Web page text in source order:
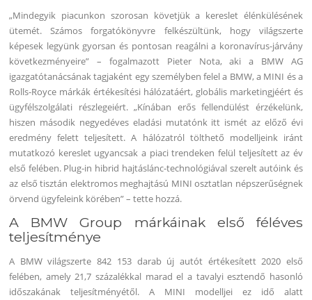
„Mindegyik piacunkon szorosan követjük a kereslet élénkülésének
ütemét. Számos forgatókönyvre felkészültünk, hogy világszerte
képesek legyünk gyorsan és pontosan reagálni a koronavírus-járvány
következményeire” – fogalmazott Pieter Nota, aki a BMW AG
igazgatótanácsának tagjaként egy személyben felel a BMW, a MINI és a
Rolls-Royce márkák értékesítési hálózatáért, globális marketingjéért és
ügyfélszolgálati részlegeiért. „Kínában erős fellendülést érzékelünk,
hiszen második negyedéves eladási mutatónk itt ismét az előző évi
eredmény felett teljesített. A hálózatról tölthető modelljeink iránt
mutatkozó kereslet ugyancsak a piaci trendeken felül teljesített az év
első felében. Plug-in hibrid hajtáslánc-technológiával szerelt autóink és
az első tisztán elektromos meghajtású MINI osztatlan népszerűségnek
örvend ügyfeleink körében” – tette hozzá.
A BMW Group márkáinak első féléves
teljesítménye
A BMW világszerte 842 153 darab új autót értékesített 2020 első
felében, amely 21,7 százalékkal marad el a tavalyi esztendő hasonló
időszakának teljesítményétől. A MINI modelljei ez idő alatt